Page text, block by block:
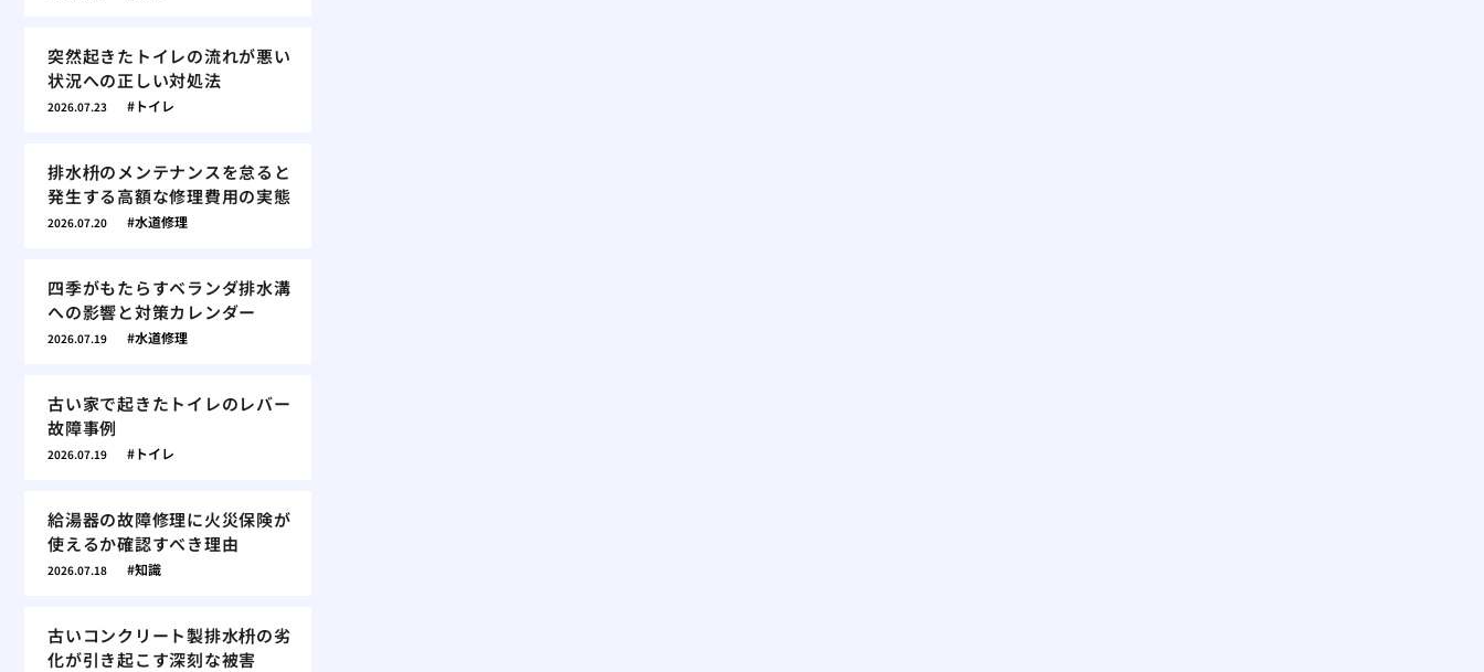
突然起きたトイレの流れが悪い
状況への正しい対処法
2026.07.23 トイレ
排水枡のメンテナンスを怠ると
発生する高額な修理費用の実態
2026.07.20 水道修理
四季がもたらすベランダ排水溝
への影響と対策カレンダー
2026.07.19 水道修理
古い家で起きたトイレのレバー
故障事例
2026.07.19 トイレ
給湯器の故障修理に火災保険が
使えるか確認すべき理由
2026.07.18 知識
古いコンクリート製排水枡の劣
化が引き起こす深刻な被害